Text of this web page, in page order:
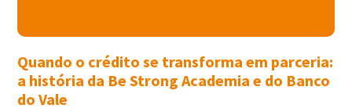
Quando o crédito se transforma em parceria:
a história da Be Strong Academia e do Banco
do Vale